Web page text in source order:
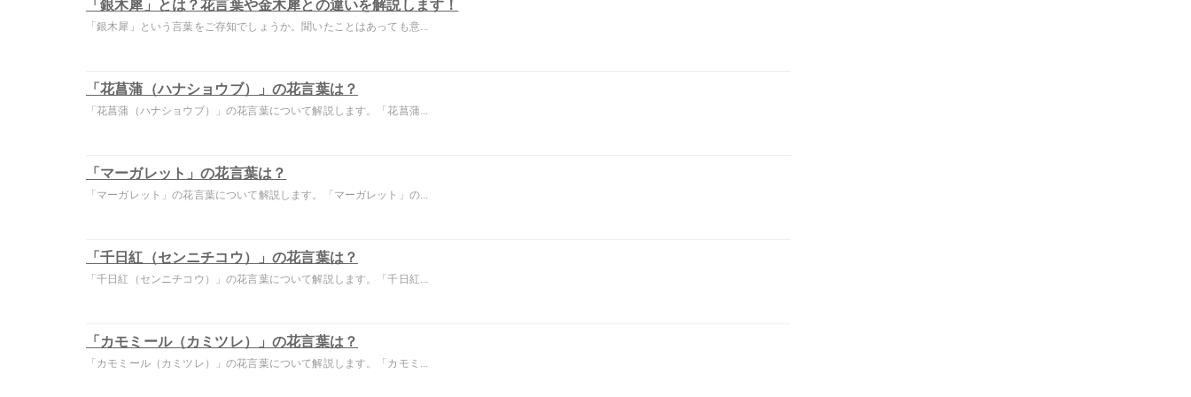
「銀木犀」とは？花言葉や金木犀との違いを解説します！
「銀木犀」という言葉をご存知でしょうか。聞いたことはあっても意...
「花菖蒲（ハナショウブ）」の花言葉は？
「花菖蒲（ハナショウブ）」の花言葉について解説します。「花菖蒲...
「マーガレット」の花言葉は？
「マーガレット」の花言葉について解説します。「マーガレット」の...
「千日紅（センニチコウ）」の花言葉は？
「千日紅（センニチコウ）」の花言葉について解説します。「千日紅...
「カモミール（カミツレ）」の花言葉は？
「カモミール（カミツレ）」の花言葉について解説します。「カモミ...